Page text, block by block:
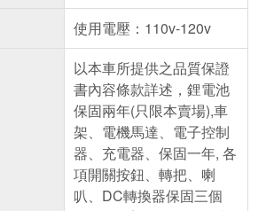
使用電壓：110v-120v
以本車所提供之品質保證
書內容條款詳述，鋰電池
保固兩年(只限本賣場),車
架、電機馬達、電子控制
器、充電器、保固一年, 各
項開關按鈕、轉把、喇
叭、DC轉換器保固三個